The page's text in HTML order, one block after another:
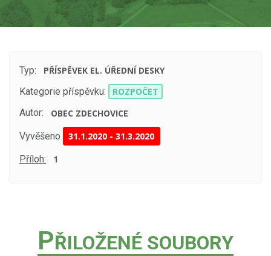
Typ:
PŘÍSPĚVEK EL. ÚŘEDNÍ DESKY
Kategorie příspěvku:
ROZPOČET
Autor:
OBEC ZDECHOVICE
Vyvěšeno 31.1.2020 -31.3.2020
Příloh: 1
PŘILOŽENÉ SOUBORY